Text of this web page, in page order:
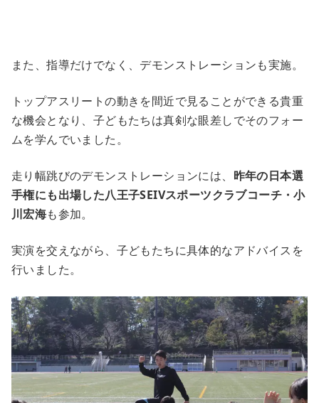
また、指導だけでなく、デモンストレーションも実施。
トップアスリートの動きを間近で見ることができる貴重
な機会となり、子どもたちは真剣な眼差しでそのフォー
ムを学んでいました。
走り幅跳びのデモンストレーションには、 昨年の日本選
手権にも出場した八王子SEIVスポーツクラブコーチ・小
川宏海も参加。
実演を交えながら、子どもたちに具体的なアドバイスを
行いました。